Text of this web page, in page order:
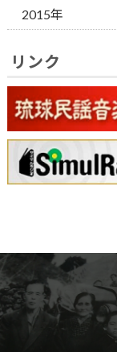
2015年
リンク